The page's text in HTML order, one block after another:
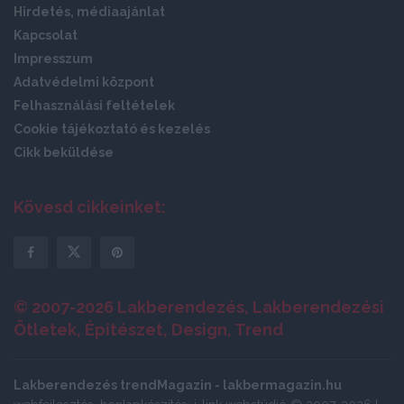
Hirdetés, médiaajánlat
Kapcsolat
Impresszum
Adatvédelmi központ
Felhasználási feltételek
Cookie tájékoztató és kezelés
Cikk beküldése
Kövesd cikkeinket:
© 2007-2026 Lakberendezés, Lakberendezési
Ötletek, Építészet, Design, Trend
Lakberendezés trendMagazin - lakbermagazin.hu